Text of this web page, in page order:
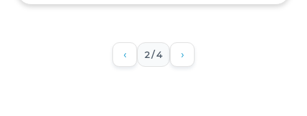
‹ 2 / 4 ›